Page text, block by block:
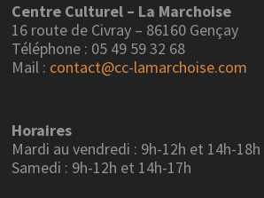
Centre Culturel – La Marchoise
16 route de Civray – 86160 Gençay
Téléphone : 05 49 59 32 68
Mail : contact@cc-lamarchoise.com
Horaires
Mardi au vendredi : 9h-12h et 14h-18h
Samedi : 9h-12h et 14h-17h